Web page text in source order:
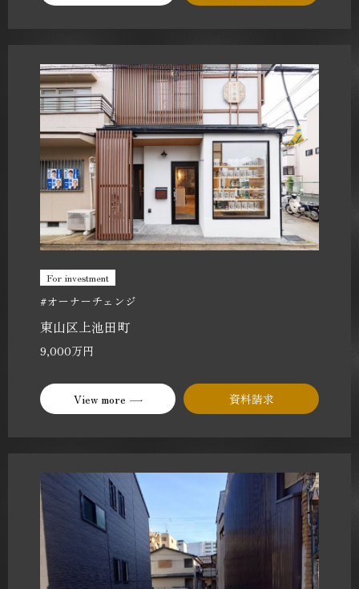
For investment
#オーナーチェンジ
東山区上池田町
9,000万円
View more 資料請求